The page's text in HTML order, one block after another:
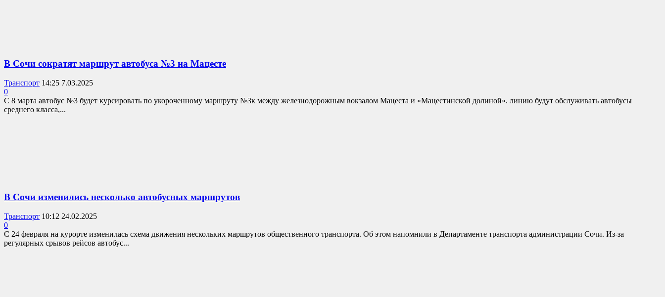
В Сочи сократят маршрут автобуса №3 на Мацесте
Транспорт 14:25 7.03.2025
0
С 8 марта автобус №3 будет курсировать по укороченному маршруту №3к между железнодорожным вокзалом Мацеста и «Мацестинской долиной». линию будут обслуживать автобусы
среднего класса,...
В Сочи изменились несколько автобусных маршрутов
Транспорт 10:12 24.02.2025
0
С 24 февраля на курорте изменилась схема движения нескольких маршрутов общественного транспорта. Об этом напомнили в Департаменте транспорта администрации Сочи. Из-за
регулярных срывов рейсов автобус...